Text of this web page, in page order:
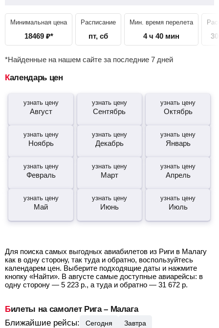
Минимальная цена
18469 ₽*
Расписание
пт, сб
Мин. время перелета
4 ч 40 мин
*Найденные на нашем сайте за последние 7 дней
Календарь цен
узнать цену
Август
узнать цену
Сентябрь
узнать цену
Октябрь
узнать цену
Ноябрь
узнать цену
Декабрь
узнать цену
Январь
узнать цену
Февраль
узнать цену
Март
узнать цену
Апрель
узнать цену
Май
узнать цену
Июнь
узнать цену
Июль
Для поиска самых выгодных авиабилетов из Риги в Малагу
как в одну сторону, так туда и обратно, воспользуйтесь
календарем цен. Выберите подходящие даты и нажмите
кнопку «Найти». В августе самые доступные авиарейсы: в
одну сторону — 5 223 р., а туда и обратно — 31 672 р.
Билеты на самолет Рига – Малага
Ближайшие рейсы:
Сегодня Завтра